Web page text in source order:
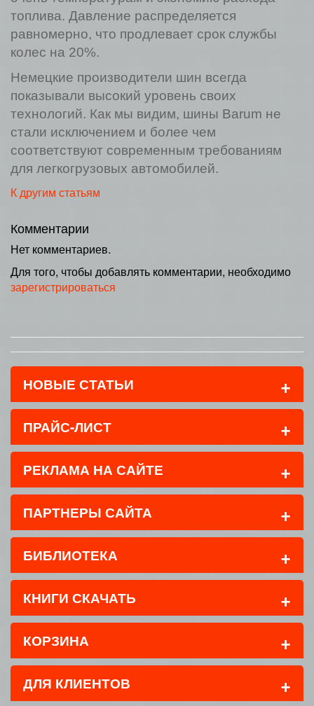
топлива. Давление распределяется
равномерно, что продлевает срок службы
колес на 20%.
Немецкие производители шин всегда
показывали высокий уровень своих
технологий. Как мы видим, шины Barum не
стали исключением и более чем
соответствуют современным требованиям
для легкогрузовых автомобилей.
К другим статьям
Комментарии
Нет комментариев.
Для того, чтобы добавлять комментарии, необходимо
зарегистрироваться
НОВЫЕ СТАТЬИ +
ПРАЙС-ЛИСТ +
РЕКЛАМА НА САЙТЕ +
ПАРТНЕРЫ САЙТА +
БИБЛИОТЕКА +
КНИГИ СКАЧАТЬ +
КОРЗИНА +
ДЛЯ КЛИЕНТОВ +